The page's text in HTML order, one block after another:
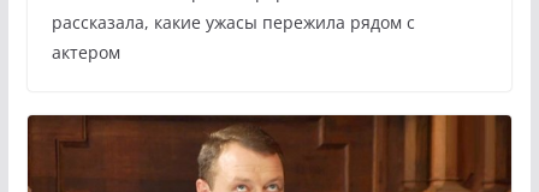
рассказала, какие ужасы пережила рядом с
актером